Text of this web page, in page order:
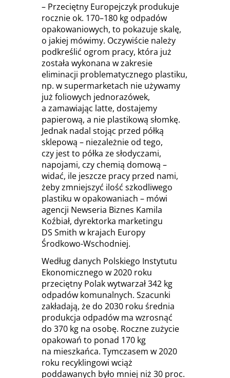
– Przeciętny Europejczyk produkuje
rocznie ok. 170–180 kg odpadów
opakowaniowych, to pokazuje skalę,
o jakiej mówimy. Oczywiście należy
podkreślić ogrom pracy, która już
została wykonana w zakresie
eliminacji problematycznego plastiku,
np. w supermarketach nie używamy
już foliowych jednorazówek,
a zamawiając latte, dostajemy
papierową, a nie plastikową słomkę.
Jednak nadal stojąc przed półką
sklepową – niezależnie od tego,
czy jest to półka ze słodyczami,
napojami, czy chemią domową –
widać, ile jeszcze pracy przed nami,
żeby zmniejszyć ilość szkodliwego
plastiku w opakowaniach – mówi
agencji Newseria Biznes Kamila
Koźbiał, dyrektorka marketingu
DS Smith w krajach Europy
Środkowo-Wschodniej.
Według danych Polskiego Instytutu
Ekonomicznego w 2020 roku
przeciętny Polak wytwarzał 342 kg
odpadów komunalnych. Szacunki
zakładają, że do 2030 roku średnia
produkcja odpadów ma wzrosnąć
do 370 kg na osobę. Roczne zużycie
opakowań to ponad 170 kg
na mieszkańca. Tymczasem w 2020
roku recyklingowi wciąż
poddawanych było mniej niż 30 proc.